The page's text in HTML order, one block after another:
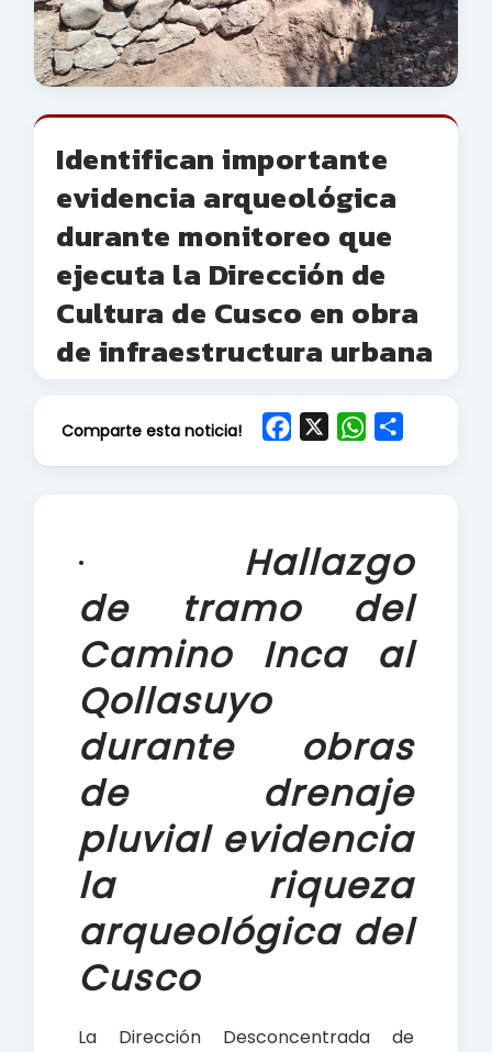
Identifican importante
evidencia arqueológica
durante monitoreo que
ejecuta la Dirección de
Cultura de Cusco en obra
de infraestructura urbana
Comparte esta noticia!
o
o
k
W
A
p
p
· Hallazgo
de tramo del
Camino Inca al
Qollasuyo
durante obras
de drenaje
pluvial evidencia
la riqueza
arqueológica del
Cusco
La Dirección Desconcentrada de